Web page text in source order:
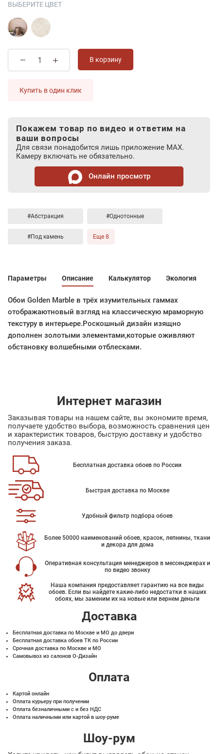
ВЫБЕРИТЕ ЦВЕТ
В корзину
Купить в один клик
Покажем товар по видео и ответим на
ваши вопросы
Для связи понадобится лишь приложение MAX.
Камеру включать не обязательно.
Онлайн просмотр
#Абстракция #Однотонные
#Под камень Еще 8
Параметры Описание Калькулятор Экология
Обои Golden Marble в трёх изумительных гаммах
отображаютновый взгляд на классическую мраморную
текстуру в интерьере.Роскошный дизайн изящно
дополнен золотыми элементами,которые оживляют
обстановку волшебными отблесками.
Интернет магазин
Заказывая товары на нашем сайте, вы экономите время,
получаете удобство выбора, возможность сравнения цен
и характеристик товаров, быструю доставку и удобство
получения заказа.
Бесплатная доставка обоев по России
Быстрая доставка по Москве
Удобный фильтр подбора обоев
Более 50000 наименований обоев, красок, лепнины, ткани
и декора для дома
Оперативная консультация менеджеров в мессенджерах и
по видео звонку
Наша компания предоставляет гарантию на все виды
обоев. Если вы найдете какие-либо недостатки в наших
обоях, мы заменим их на новые или вернем деньги
Доставка
Бесплатная доставка по Москве и МО до двери
Бесплатная доставка обоев ТК по России
Срочная доставка по Москве и МО
Самовывоз из салонов О-Дизайн
Оплата
Картой онлайн
Оплата курьеру при получении
Оплата безналичными с и без НДС
Оплата наличными или картой в шоу-руме
Шоу-рум